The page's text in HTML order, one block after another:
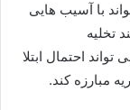
با آسیب هایی
تخلیه
احتمال ابتلا